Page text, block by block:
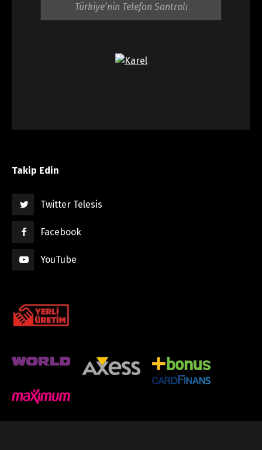
Türkiye’nin Telefon Santralı
Takip Edin
Twitter Telesis
Facebook
YouTube